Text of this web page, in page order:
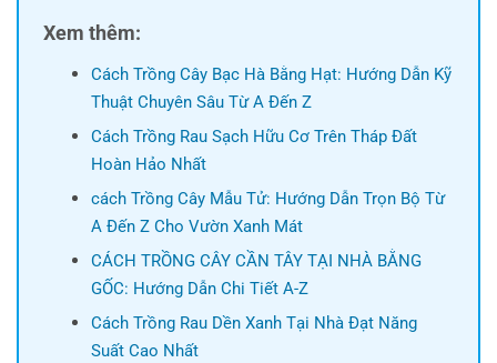
Xem thêm:
Cách Trồng Cây Bạc Hà Bằng Hạt: Hướng Dẫn Kỹ
Thuật Chuyên Sâu Từ A Đến Z
Cách Trồng Rau Sạch Hữu Cơ Trên Tháp Đất
Hoàn Hảo Nhất
cách Trồng Cây Mẫu Tử: Hướng Dẫn Trọn Bộ Từ
A Đến Z Cho Vườn Xanh Mát
CÁCH TRỒNG CÂY CẦN TÂY TẠI NHÀ BẰNG
GỐC: Hướng Dẫn Chi Tiết A-Z
Cách Trồng Rau Dền Xanh Tại Nhà Đạt Năng
Suất Cao Nhất